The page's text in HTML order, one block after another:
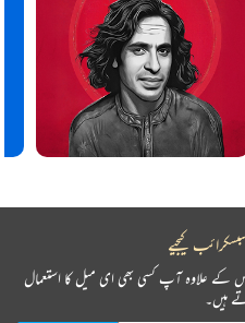
کیجیے
کے علاوہ آپ کسی بھی ای میل کا استعمال
ہیں۔